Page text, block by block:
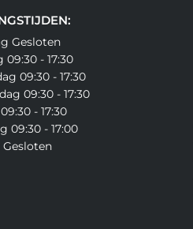
Gesloten
09:30 - 17:30
09:30 - 17:30
09:30 - 17:30
- 17:30
09:30 - 17:00